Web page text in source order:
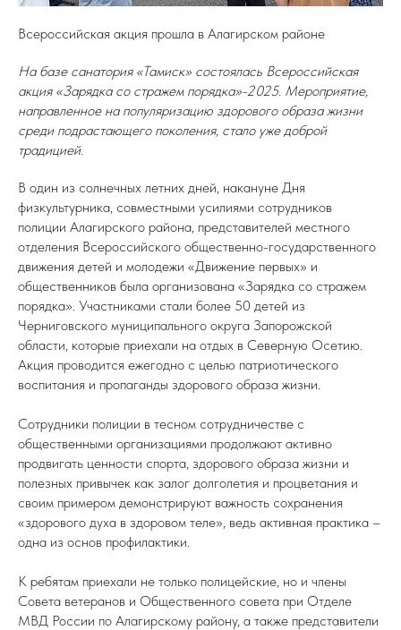
Всероссийская акция прошла в Алагирском районе
На базе санатория «Тамиск» состоялась Всероссийская
акция «Зарядка со стражем порядка»-2025. Мероприятие,
направленное на популяризацию здорового образа жизни
среди подрастающего поколения, стало уже доброй
традицией.
В один из солнечных летних дней, накануне Дня
физкультурника, совместными усилиями сотрудников
полиции Алагирского района, представителей местного
отделения Всероссийского общественно-государственного
движения детей и молодежи «Движение первых» и
общественников была организована «Зарядка со стражем
порядка». Участниками стали более 50 детей из
Черниговского муниципального округа Запорожской
области, которые приехали на отдых в Северную Осетию.
Акция проводится ежегодно с целью патриотического
воспитания и пропаганды здорового образа жизни.
Сотрудники полиции в тесном сотрудничестве с
общественными организациями продолжают активно
продвигать ценности спорта, здорового образа жизни и
полезных привычек как залог долголетия и процветания и
своим примером демонстрируют важность сохранения
«здорового духа в здоровом теле», ведь активная практика –
одна из основ профилактики.
К ребятам приехали не только полицейские, но и члены
Совета ветеранов и Общественного совета при Отделе
МВД России по Алагирскому району, а также представители